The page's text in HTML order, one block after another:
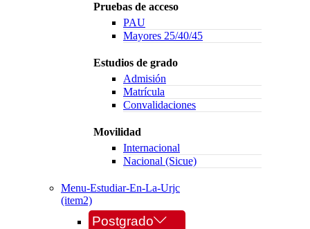
Pruebas de acceso
PAU
Mayores 25/40/45
Estudios de grado
Admisión
Matrícula
Convalidaciones
Movilidad
Internacional
Nacional (Sicue)
Menu-Estudiar-En-La-Urjc
(item2)
Postgrado